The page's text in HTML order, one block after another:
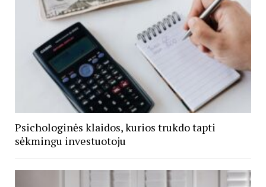
Psichologinės klaidos, kurios trukdo tapti
sėkmingu investuotoju